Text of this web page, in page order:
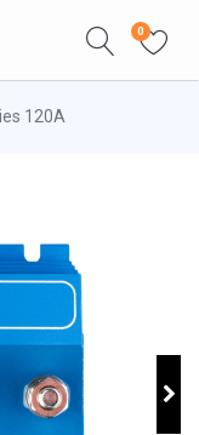
0
120A